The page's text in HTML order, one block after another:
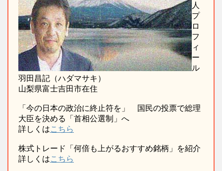
人
プ
ロ
フ
ィ
ー
ル
羽田昌記（ハダマサキ）
山梨県富士吉田市在住
「今の日本の政治に終止符を」 国民の投票で総理
大臣を決める「首相公選制」へ
詳しくはこちら
株式トレード「何倍も上がるおすすめ銘柄」を紹介
詳しくはこちら